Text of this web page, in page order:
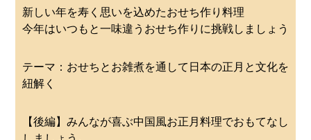
新しい年を寿く思いを込めたおせち作り料理
今年はいつもと一味違うおせち作りに挑戦しましょう
テーマ：おせちとお雑煮を通して日本の正月と文化を
紐解く
【後編】みんなが喜ぶ中国風お正月料理でおもてなし